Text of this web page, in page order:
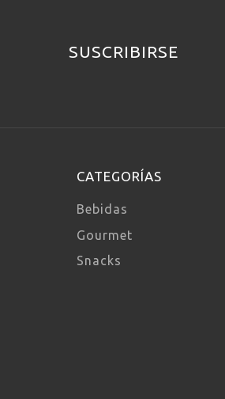
MARIDAJE
SUSCRIBIRSE
CATEGORÍAS
Bebidas
Gourmet
Snacks